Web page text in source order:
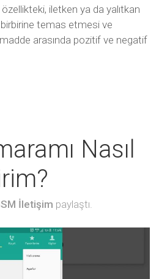
iletken ya da yalıtkan
temas etmesi ve
arasında pozitif ve negatif
Nasıl
İletişim paylaştı.